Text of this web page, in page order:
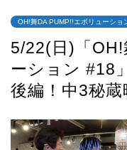
OH!舞DA PUMP!!エボリューショ
5/22(日)「OH!
ーション #18
後編！中3秘蔵